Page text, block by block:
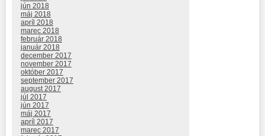
jún 2018
máj 2018
apríl 2018
marec 2018
február 2018
január 2018
december 2017
november 2017
október 2017
september 2017
august 2017
júl 2017
jún 2017
máj 2017
apríl 2017
marec 2017